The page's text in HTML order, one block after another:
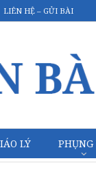
LIÊN HỆ – GỬI BÀI
LÝ PHỤNG